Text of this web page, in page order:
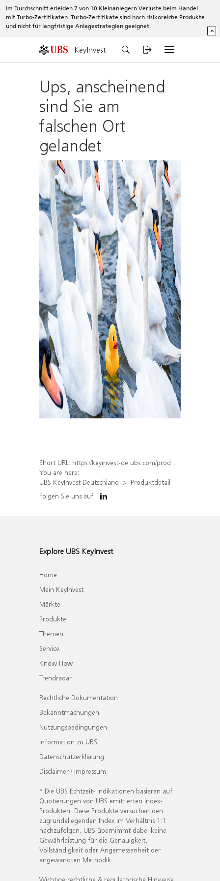
Im Durchschnitt erleiden 7 von 10 Kleinanlegern Verluste beim Handel
mit Turbo-Zertifikaten. Turbo-Zertifikate sind hoch risikoreiche Produkte
und nicht für langfristige Anlagestrategien geeignet.
^
KeyInvest
Ups, anscheinend
sind Sie am
falschen Ort
gelandet
Short URL: https://keyinvest-de.ubs.com/produkt/detail/index/isin/DE000WA1Y8E4
You are here:
UBS KeyInvest Deutschland
Produktdetail
Folgen Sie uns auf
Explore UBS KeyInvest
Home
Mein KeyInvest
Märkte
Produkte
Themen
Service
Know How
Trendradar
Rechtliche Dokumentation
Bekanntmachungen
Nutzungsbedingungen
Information zu UBS
Datenschutzerklärung
Disclaimer / Impressum
* Die UBS Echtzeit- Indikationen basieren auf
Quotierungen von UBS emittierten Index-
Produkten. Diese Produkte versuchen den
zugrundeliegenden Index im Verhältnis 1:1
nachzufolgen. UBS übernimmt dabei keine
Gewährleistung für die Genauigkeit,
Vollständigkeit oder Angemessenheit der
angewandten Methodik.